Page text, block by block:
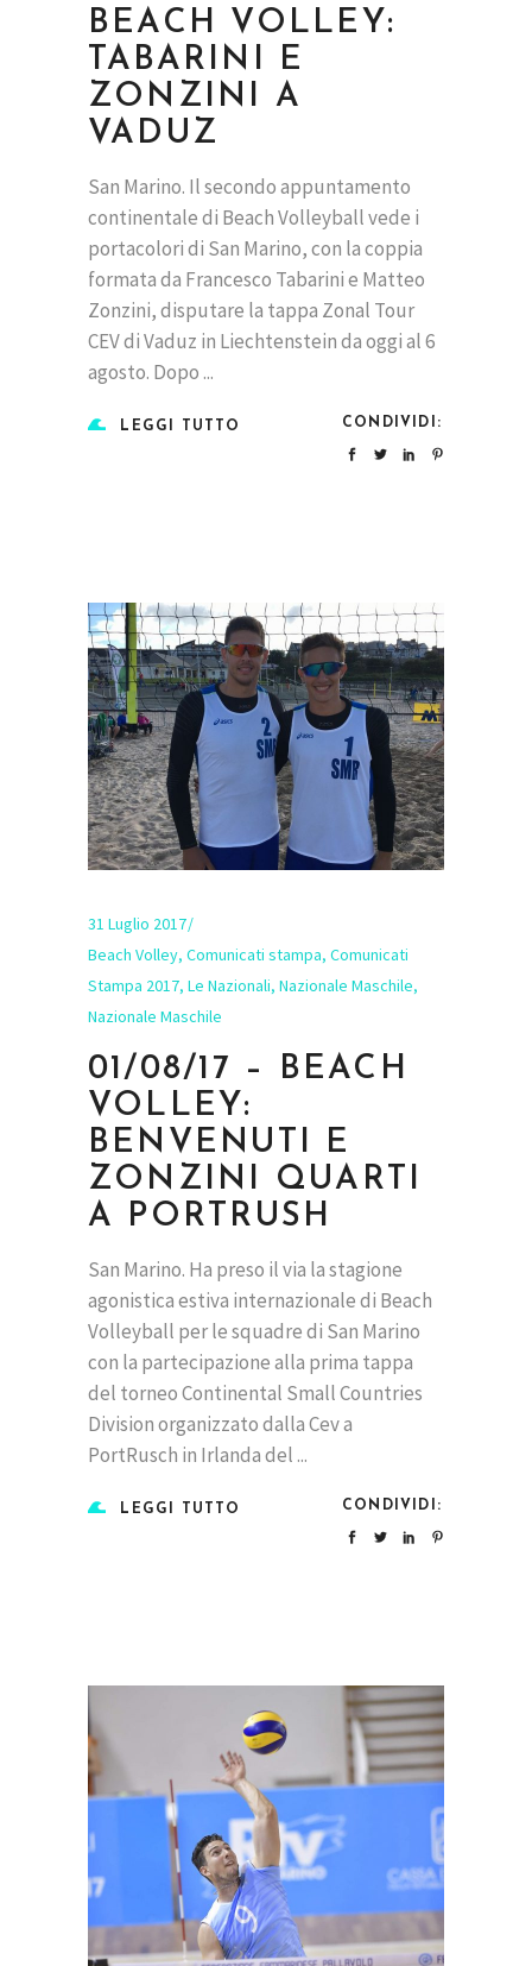
BEACH VOLLEY:
TABARINI E
ZONZINI A
VADUZ
San Marino. Il secondo appuntamento
continentale di Beach Volleyball vede i
portacolori di San Marino, con la coppia
formata da Francesco Tabarini e Matteo
Zonzini, disputare la tappa Zonal Tour
CEV di Vaduz in Liechtenstein da oggi al 6
agosto. Dopo
LEGGI TUTTO CONDIVIDI:
31 Luglio 2017
Beach Volley, Comunicati stampa, Comunicati
Stampa 2017, Le Nazionali, Nazionale Maschile,
Nazionale Maschile
01/08/17 – BEACH
VOLLEY:
BENVENUTI E
ZONZINI QUARTI
A PORTRUSH
San Marino. Ha preso il via la stagione
agonistica estiva internazionale di Beach
Volleyball per le squadre di San Marino
con la partecipazione alla prima tappa
del torneo Continental Small Countries
Division organizzato dalla Cev a
PortRusch in Irlanda del
LEGGI TUTTO CONDIVIDI: